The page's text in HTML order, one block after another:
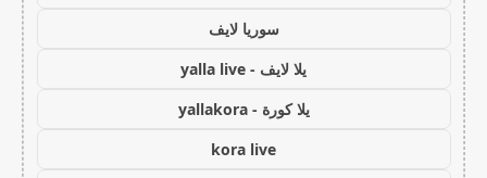
سوريا لايف
يلا لايف - yalla live
يلا كورة - yallakora
kora live